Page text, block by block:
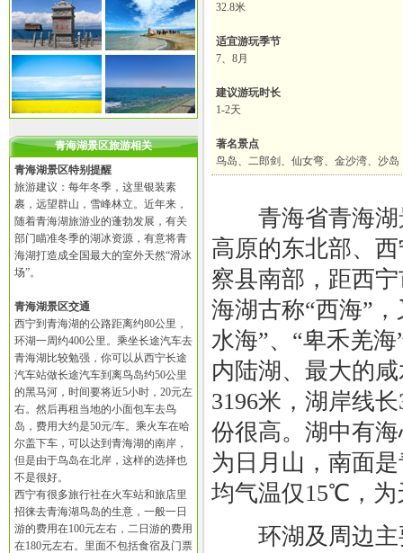
青海湖景区旅游相关
青海湖景区特别提醒
旅游建议：每年冬季，这里银装素
裹，远望群山，雪峰林立。近年来，
随着青海湖旅游业的蓬勃发展，有关
部门瞄准冬季的湖冰资源，有意将青
海湖打造成全国最大的室外天然“滑冰
场”。
青海湖景区交通
西宁到青海湖的公路距离约80公里，
环湖一周约400公里。乘坐长途汽车去
青海湖比较勉强，你可以从西宁长途
汽车站做长途汽车到离鸟岛约50公里
的黑马河，时间要将近5小时，20元左
右。然后再租当地的小面包车去鸟
岛，费用大约是50元/车。乘火车在哈
尔盖下车，可以达到青海湖的南岸，
但是由于鸟岛在北岸，这样的选择也
不是很好。
西宁有很多旅行社在火车站和旅店里
招徕去青海湖鸟岛的生意，一般一日
游的费用在100元左右，二日游的费用
在180元左右。里面不包括食宿及门票
32.8米
适宜游玩季节
7、8月
建议游玩时长
1-2天
著名景点
鸟岛、二郎剑、仙女弯、金沙湾、沙岛
青海省青海湖
高原的东北部、
察县南部，距西
海湖古称“西海”
水海”、“卑禾羌
内陆湖、最大的
3196米，湖岸线
份很高。湖中有
为日月山，南面
均气温仅15℃，为
环湖及周边主